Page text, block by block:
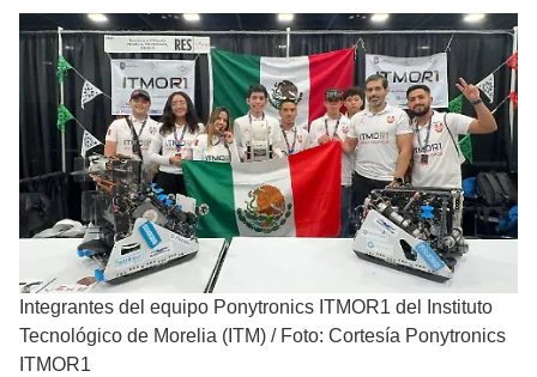
Integrantes del equipo Ponytronics ITMOR1 del Instituto
Tecnológico de Morelia (ITM) / Foto: Cortesía Ponytronics
ITMOR1